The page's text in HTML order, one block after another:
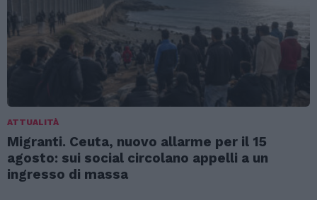
ATTUALITÀ
Migranti. Ceuta, nuovo allarme per il 15
agosto: sui social circolano appelli a un
ingresso di massa